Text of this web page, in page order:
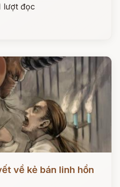
lượt đọc
về kẻ bán linh hồn